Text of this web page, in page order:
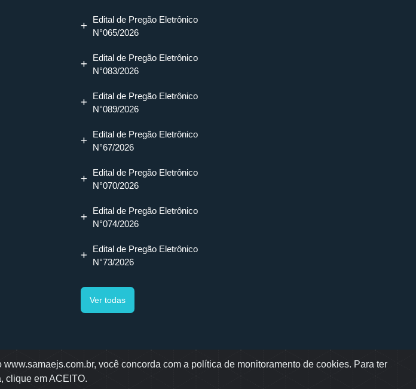
você concorda com a política de monitoramento de cookies. Para ter
clique em ACEITO.
Edital de Pregão Eletrônico
N°065/2026
Edital de Pregão Eletrônico
N°083/2026
Edital de Pregão Eletrônico
N°089/2026
Edital de Pregão Eletrônico
N°67/2026
Edital de Pregão Eletrônico
N°070/2026
Edital de Pregão Eletrônico
N°074/2026
Edital de Pregão Eletrônico
N°73/2026
Ver todas
- Jaraguá do Sul - SC